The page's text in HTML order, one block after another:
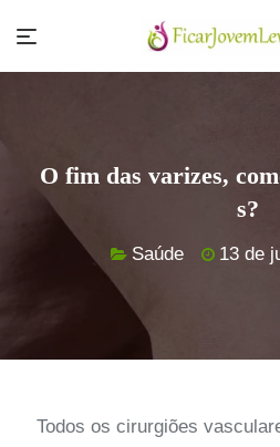
O fim das varizes,
s?
Saúde 13 de
Todos os cirurgiões